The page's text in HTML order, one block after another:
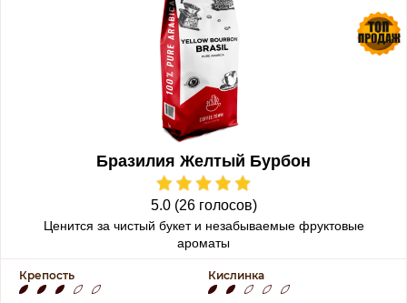
Бразилия Желтый Бурбон
5.0 (26 голосов)
Ценится за чистый букет и незабываемые фруктовые
ароматы
Крепость Кислинка